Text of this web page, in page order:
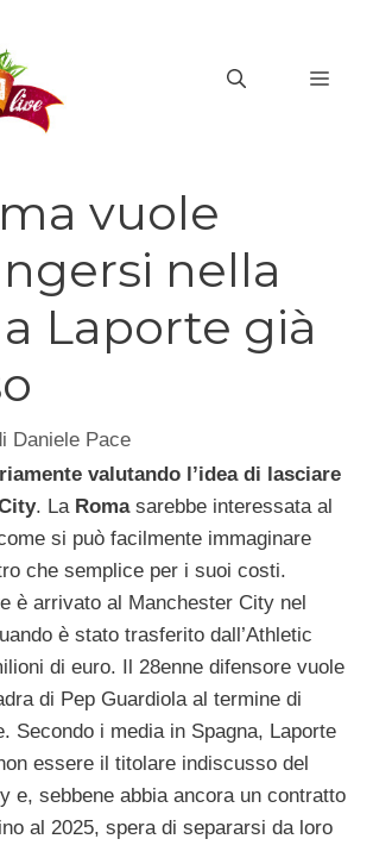
vuole
nella
Laporte già
Daniele Pace
valutando l’idea di lasciare
. La Romasarebbe interessata al
si può facilmente immaginare
che semplice per i suoi costi.
è arrivato al Manchester City nel
è stato trasferito dall’Athletic
di euro. Il 28enne difensore vuole
di Pep Guardiola al termine di
Secondo i media in Spagna, Laporte
essere il titolare indiscusso del
e, sebbene abbia ancora un contratto
al 2025, spera di separarsi da loro